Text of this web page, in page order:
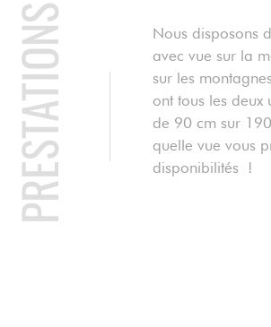
PRESTATIONS
Nous disposons
avec vue sur la
sur les
ont tous les deux
de 90 cm sur
quelle vue vous
disponibilités !